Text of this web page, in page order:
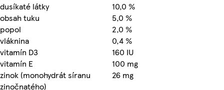
dusíkaté látky
10,0 %
obsah tuku
5,0 %
popol
2,0 %
vláknina
0,4 %
vitamín D3
160 IU
vitamín E
100 mg
zinok (monohydrát síranu
zinočnatého)
26 mg